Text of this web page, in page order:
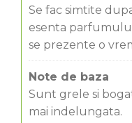
Se fac simtite
esenta
se prezente o
Note de baza
Sunt grele si
mai indelungata.